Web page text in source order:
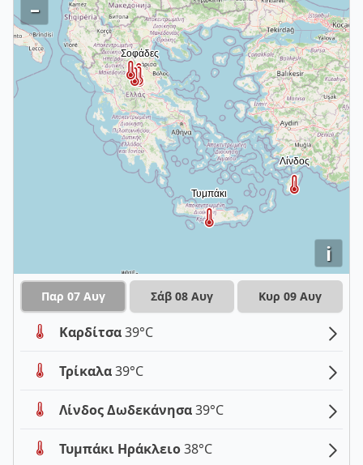
i
–
Παρ 07 Αυγ Σάβ 08 Αυγ Κυρ 09 Αυγ
Καρδίτσα39°C
Τρίκαλα39°C
Λίνδος Δωδεκάνησα39°C
Τυμπάκι Ηράκλειο38°C